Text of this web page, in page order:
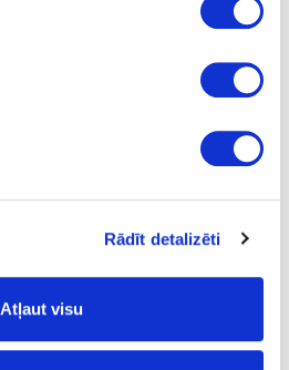
Rādīt detalizēti
Atļaut visu
SISO half overlay glass door hinge
1.90